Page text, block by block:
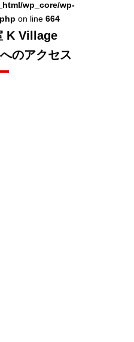
wp_core/wp-
on line 664
K Village
のアクセス